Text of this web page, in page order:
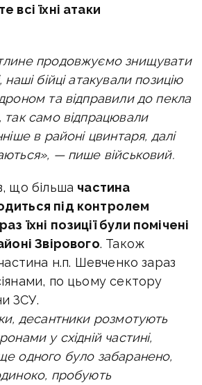
всі їхні атаки
продовжуємо знищувати
бійці атакували позицію
та відправили до пекла
так само відпрацювали
в районі цвинтаря, далі
— пише військовий.
що більша частина
під контролем
їхні позиції були помічені
Звірового. Також
частина н.п. Шевченко зараз
по цьому сектору
ЗСУ.
десантники розмотують
у східній частині,
одного було забаранено,
пробують